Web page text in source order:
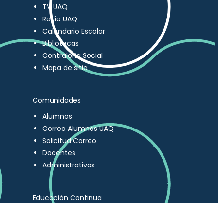
TV UAQ
Radio UAQ
Calendario Escolar
Bibliotecas
Contraloría Social
Mapa de sitio
Comunidades
Alumnos
Correo Alumnos UAQ
Solicitud Correo
Docentes
Administrativos
Educación Continua